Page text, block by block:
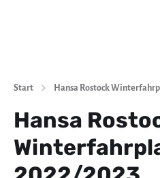
Start Hansa Rostock
Hansa